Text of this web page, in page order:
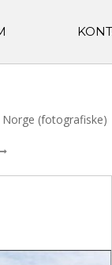
Norge (fotografiske)